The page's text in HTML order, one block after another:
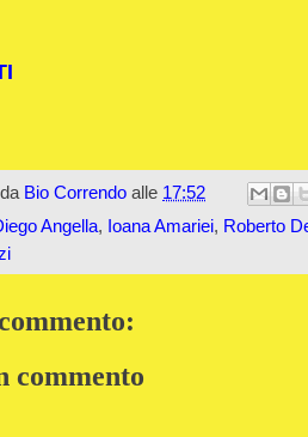
Bio Correndo alle 17:52
Angella, Ioana Amariei, Roberto
commento